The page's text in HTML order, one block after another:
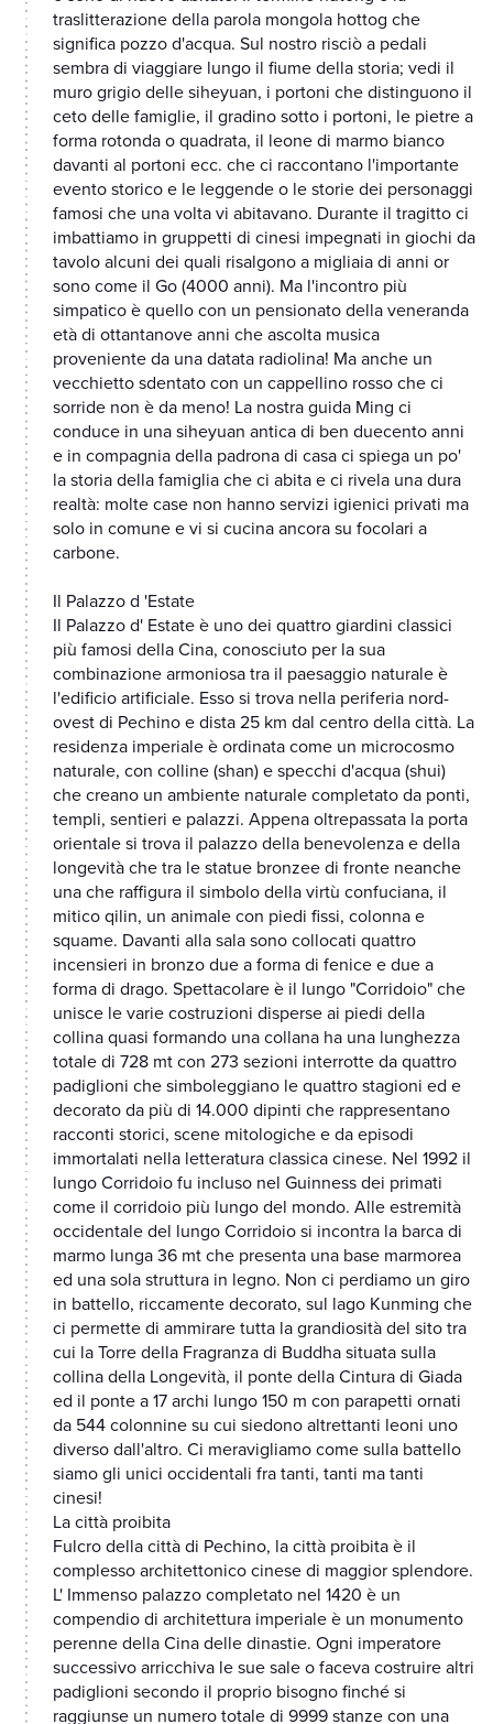
traslitterazione della parola mongola hottog che
significa pozzo d'acqua. Sul nostro risciò a pedali
sembra di viaggiare lungo il fiume della storia; vedi il
muro grigio delle siheyuan, i portoni che distinguono il
ceto delle famiglie, il gradino sotto i portoni, le pietre a
forma rotonda o quadrata, il leone di marmo bianco
davanti al portoni ecc. che ci raccontano l'importante
evento storico e le leggende o le storie dei personaggi
famosi che una volta vi abitavano. Durante il tragitto ci
imbattiamo in gruppetti di cinesi impegnati in giochi da
tavolo alcuni dei quali risalgono a migliaia di anni or
sono come il Go (4000 anni). Ma l'incontro più
simpatico è quello con un pensionato della veneranda
età di ottantanove anni che ascolta musica
proveniente da una datata radiolina! Ma anche un
vecchietto sdentato con un cappellino rosso che ci
sorride non è da meno! La nostra guida Ming ci
conduce in una siheyuan antica di ben duecento anni
e in compagnia della padrona di casa ci spiega un po'
la storia della famiglia che ci abita e ci rivela una dura
realtà: molte case non hanno servizi igienici privati ma
solo in comune e vi si cucina ancora su focolari a
carbone.
Il Palazzo d 'Estate
Il Palazzo d' Estate è uno dei quattro giardini classici
più famosi della Cina, conosciuto per la sua
combinazione armoniosa tra il paesaggio naturale è
l'edificio artificiale. Esso si trova nella periferia nord-
ovest di Pechino e dista 25 km dal centro della città. La
residenza imperiale è ordinata come un microcosmo
naturale, con colline (shan) e specchi d'acqua (shui)
che creano un ambiente naturale completato da ponti,
templi, sentieri e palazzi. Appena oltrepassata la porta
orientale si trova il palazzo della benevolenza e della
longevità che tra le statue bronzee di fronte neanche
una che raffigura il simbolo della virtù confuciana, il
mitico qilin, un animale con piedi fissi, colonna e
squame. Davanti alla sala sono collocati quattro
incensieri in bronzo due a forma di fenice e due a
forma di drago. Spettacolare è il lungo "Corridoio" che
unisce le varie costruzioni disperse ai piedi della
collina quasi formando una collana ha una lunghezza
totale di 728 mt con 273 sezioni interrotte da quattro
padiglioni che simboleggiano le quattro stagioni ed e
decorato da più di 14.000 dipinti che rappresentano
racconti storici, scene mitologiche e da episodi
immortalati nella letteratura classica cinese. Nel 1992 il
lungo Corridoio fu incluso nel Guinness dei primati
come il corridoio più lungo del mondo. Alle estremità
occidentale del lungo Corridoio si incontra la barca di
marmo lunga 36 mt che presenta una base marmorea
ed una sola struttura in legno. Non ci perdiamo un giro
in battello, riccamente decorato, sul lago Kunming che
ci permette di ammirare tutta la grandiosità del sito tra
cui la Torre della Fragranza di Buddha situata sulla
collina della Longevità, il ponte della Cintura di Giada
ed il ponte a 17 archi lungo 150 m con parapetti ornati
da 544 colonnine su cui siedono altrettanti leoni uno
diverso dall'altro. Ci meravigliamo come sulla battello
siamo gli unici occidentali fra tanti, tanti ma tanti
cinesi!
La città proibita
Fulcro della città di Pechino, la città proibita è il
complesso architettonico cinese di maggior splendore.
L' Immenso palazzo completato nel 1420 è un
compendio di architettura imperiale è un monumento
perenne della Cina delle dinastie. Ogni imperatore
successivo arricchiva le sue sale o faceva costruire altri
padiglioni secondo il proprio bisogno finché si
raggiunse un numero totale di 9999 stanze con una